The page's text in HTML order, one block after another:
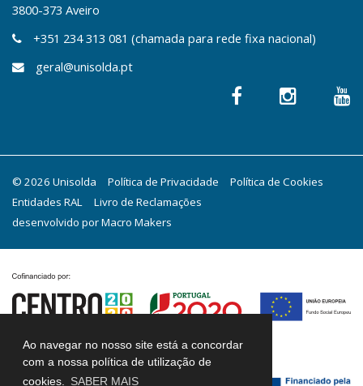
Ao navegar no nosso site está a concordar
com a nossa política de utilização de
cookies.
SABER MAIS
3800-373 Aveiro
+351 234 313 081 (chamada para rede fixa nacional)
geral@unisolda.pt
© 2026 Unisolda Política de Privacidade
Política de Cookies
Entidades RAL
Livro de Reclamações
desenvolvido porMacro Makers